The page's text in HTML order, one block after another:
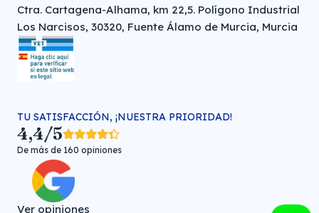
Ctra. Cartagena-Alhama, km 22,5. Polígono Industrial
Los Narcisos, 30320, Fuente Álamo de Murcia, Murcia
TU SATISFACCIÓN, ¡NUESTRA PRIORIDAD!
4,4/5
De más de 160 opiniones
Ver opiniones